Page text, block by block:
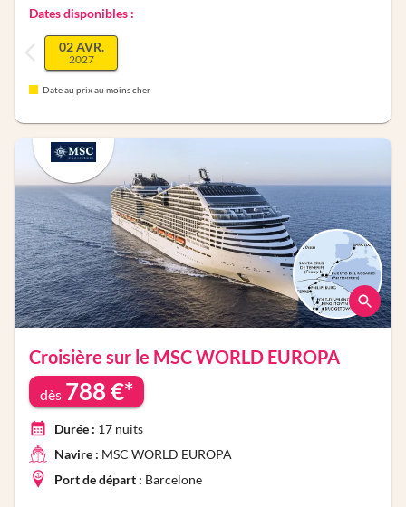
Dates disponibles :
02 AVR.
2027
Date au prix au moins cher
Croisière sur le MSC WORLD EUROPA
dès 788 €*
Durée : 17 nuits
Navire : MSC WORLD EUROPA
Port de départ : Barcelone